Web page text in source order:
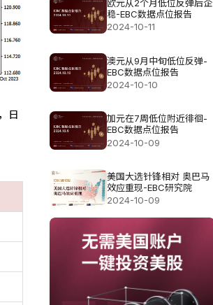
日
欧元从2个月低位反弹后企
稳-EBC数据点位报告
2024-10-11
澳元从9月中旬低位反弹-
EBC数据点位报告
2024-10-10
加元在7周低位附近徘徊-
EBC数据点位报告
2024-10-09
美国大选针锋相对 奥巴马
效应重现-EBC研究院
2024-10-09